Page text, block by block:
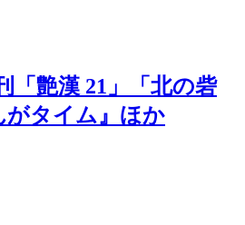
「艶漢 21」「北の砦
がタイム』ほか